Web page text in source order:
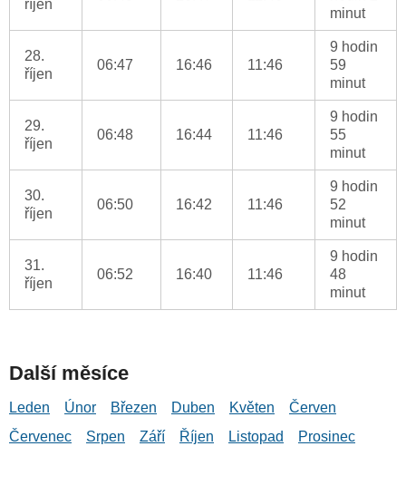
říjen
minut
28.
říjen
06:47 16:46 11:46
9 hodin
59
minut
29.
říjen
06:48 16:44 11:46
9 hodin
55
minut
30.
říjen
06:50 16:42 11:46
9 hodin
52
minut
31.
říjen
06:52 16:40 11:46
9 hodin
48
minut
Další měsíce
Leden Únor Březen Duben Květen
Červen
Červenec
Srpen Září Říjen Listopad Prosinec